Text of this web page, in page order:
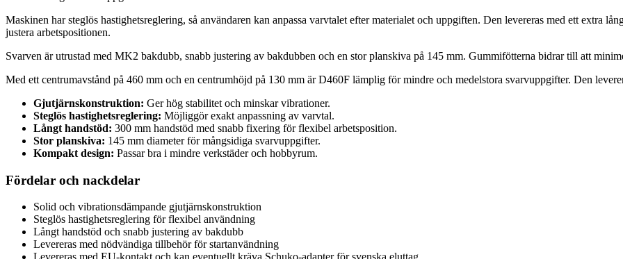
Maskinen har steglös hastighetsreglering, så användaren kan anpassa varvtalet efter materialet och uppgiften. Den levereras med ett extra
justera arbetspositionen.
Svarven är utrustad med MK2 bakdubb, snabb justering av bakdubben och en stor planskiva på 145 mm. Gummifötterna bidrar till att
Med ett centrumavstånd på 460 mm och en centrumhöjd på 130 mm är D460F lämplig för mindre och medelstora svarvuppgifter. Den
Gjutjärnskonstruktion: Ger hög stabilitet och minskar vibrationer.
Steglös hastighetsreglering: Möjliggör exakt anpassning av varvtal.
Långt handstöd: 300 mm handstöd med snabb fixering för flexibel arbetsposition.
Stor planskiva: 145 mm diameter för mångsidiga svarvuppgifter.
Kompakt design: Passar bra i mindre verkstäder och hobbyrum.
Fördelar och nackdelar
Solid och vibrationsdämpande gjutjärnskonstruktion
Steglös hastighetsreglering för flexibel användning
Långt handstöd och snabb justering av bakdubb
Levereras med nödvändiga tillbehör för startanvändning